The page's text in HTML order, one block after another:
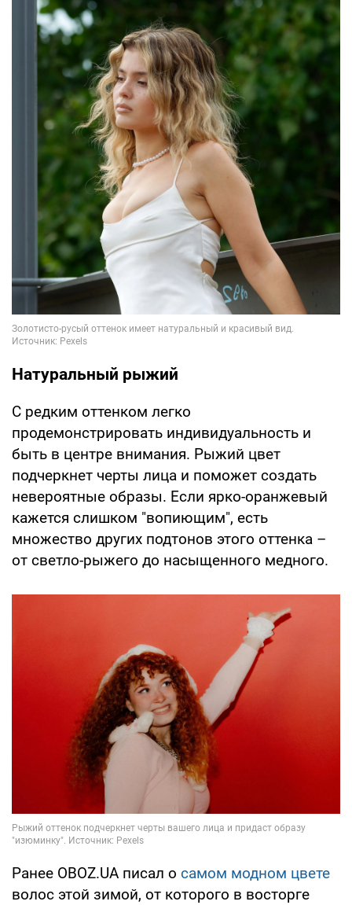
Натуральный рыжий
С редким оттенком легко
продемонстрировать индивидуальность и
быть в центре внимания. Рыжий цвет
подчеркнет черты лица и поможет создать
невероятные образы. Если ярко-оранжевый
кажется слишком "вопиющим", есть
множество других подтонов этого оттенка –
от светло-рыжего до насыщенного медного.
Ранее OBOZ.UA писал о самом модном цвете
волос этой зимой, от которого в восторге